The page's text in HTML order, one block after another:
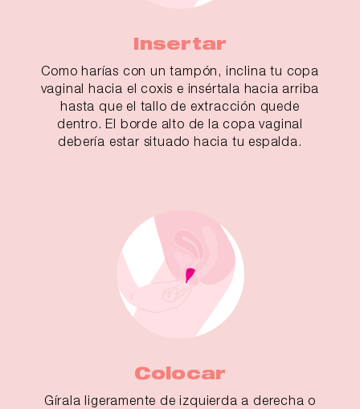
Insertar
Como harías con un tampón, inclina tu copa
vaginal hacia el coxis e insértala hacia arriba
hasta que el tallo de extracción quede
dentro. El borde alto de la copa vaginal
debería estar situado hacia tu espalda.
Colocar
Gírala ligeramente de izquierda a derecha o